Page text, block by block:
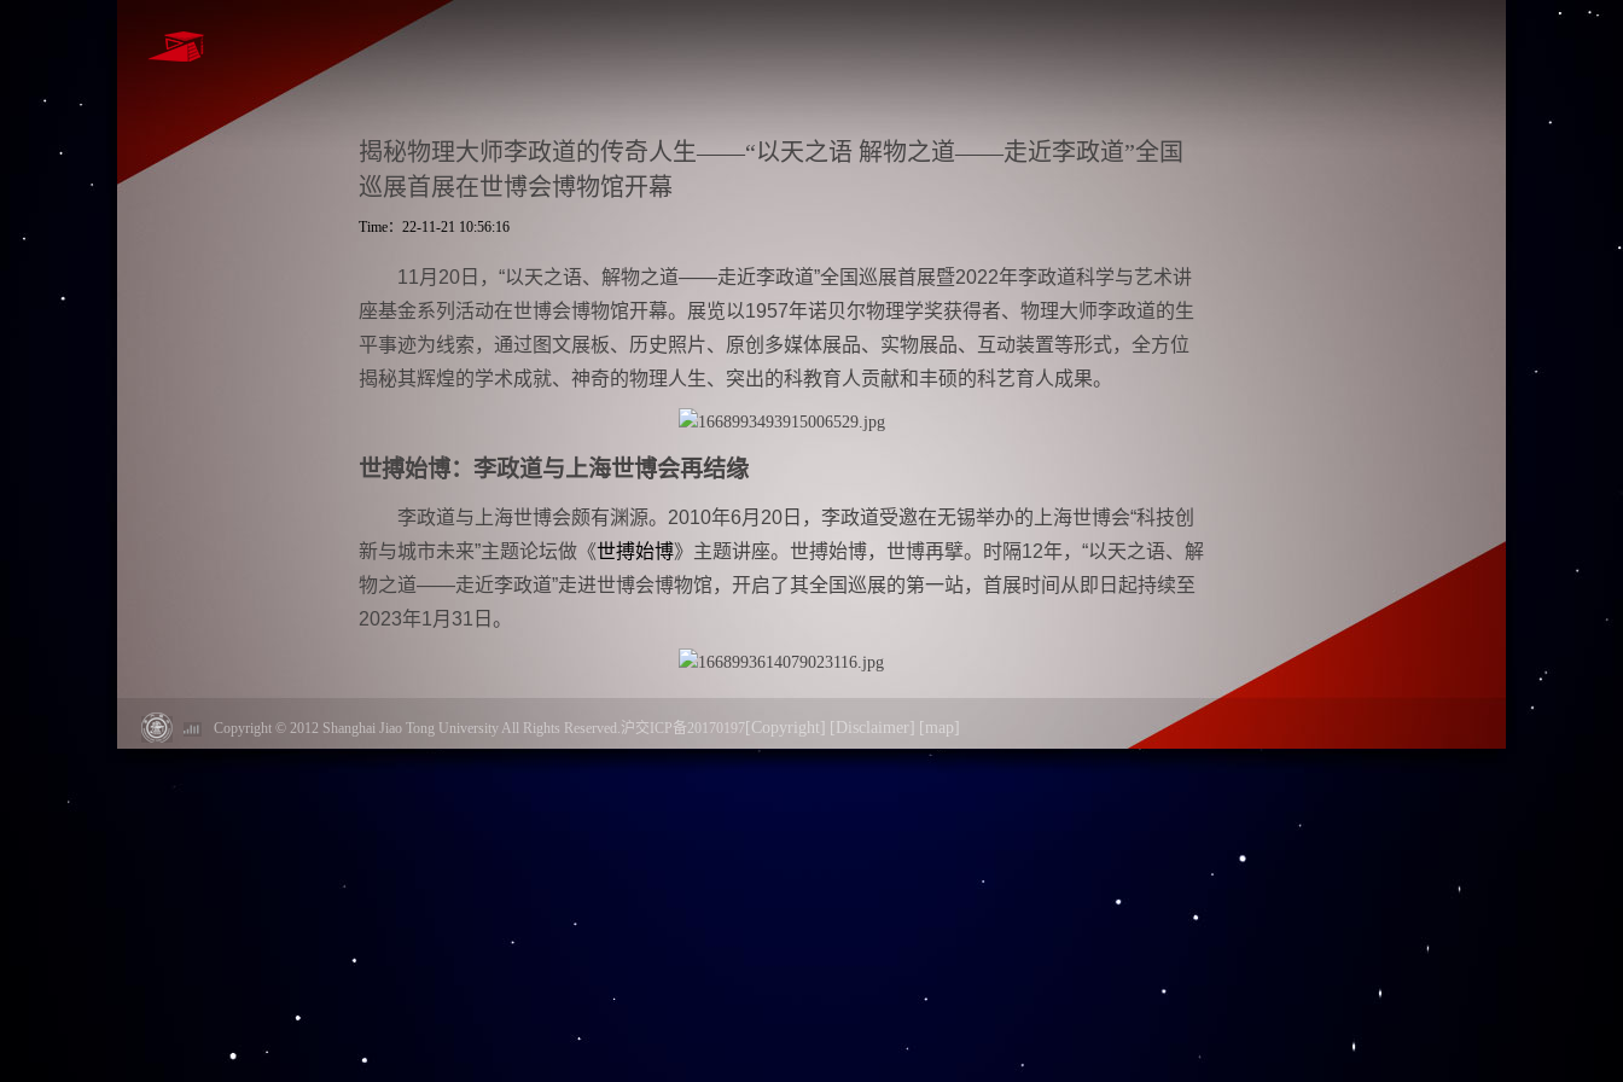
揭秘物理大师李政道的传奇人生——“以天之语 解物之道——走近李政道”全国
巡展首展在世博会博物馆开幕
Time：22-11-21 10:56:16
11 月20日，“以天之语、解物之道——走近李政道”全国巡展首展暨2022年李政道科学与艺术讲
座基金系列活动在世博会博物馆开幕。展览以1957年诺贝尔物理学奖获得者、物理大师李政道的生
平事迹为线索，通过图文展板、历史照片、原创多媒体展品、实物展品、互动装置等形式，全方位
揭秘其辉煌的学术成就、神奇的物理人生、突出的科教育人贡献和丰硕的科艺育人成果。
世搏始博：李政道与上海世博会再结缘
李政道与上海世博会颇有渊源。2010年6月20日，李政道受邀在无锡举办的上海世博会“科技创
新与城市未来”主题论坛做《世搏始博》主题讲座。世搏始博，世博再擘。时隔12年，“以天之语、解
物之道——走近李政道”走进世博会博物馆，开启了其全国巡展的第一站，首展时间从即日起持续至
2023年1月31日。
“以天之语、解物之道”，这是李政道的毕生追求，更是他的人生写照。此次展览从李政道捐赠给
李政道图书馆的8万余件档案藏品中精选333件文献、手稿、信件、实物和科艺画作，首次向公众展
此次展览开创了五个首次：李政道人物展首次走出上海交通大学校园；首次从“科学成就”“笃行
献精神；全展共设214个展项，其中132个展项为首次公开展出；诺贝尔奖章和证书首次在李政道图
Copyright © 2012 Shanghai Jiao Tong University All Rights Reserved.沪交ICP备20170197[Copyright] [Disclaimer] [map]